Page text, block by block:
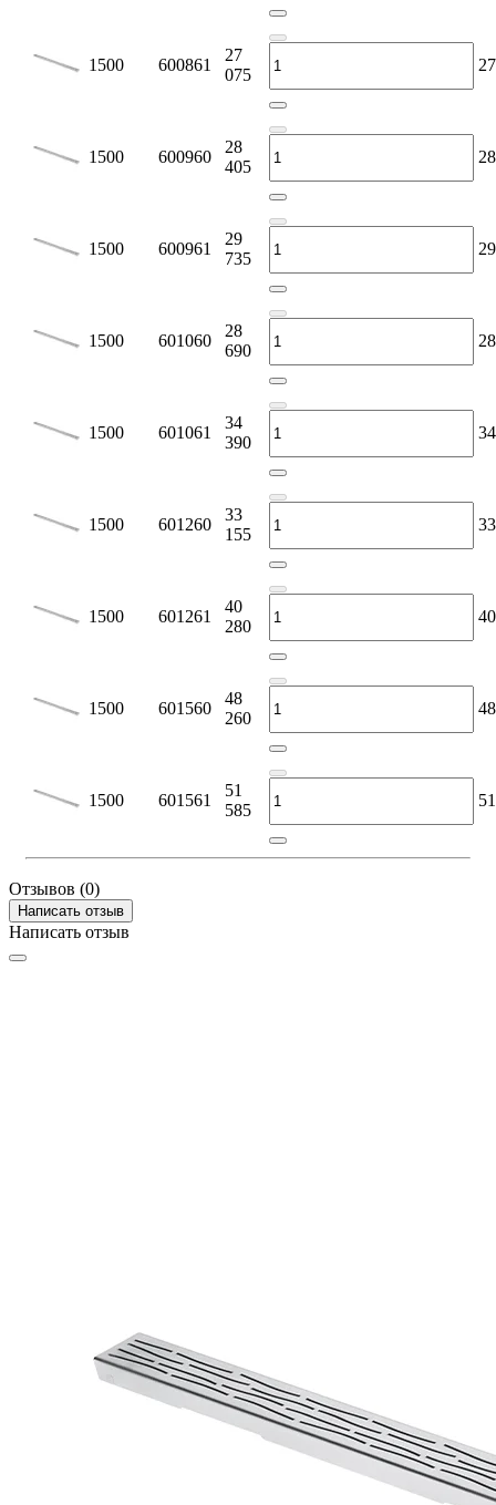
1500 600861
27
075
1500 600960
28
405
1500 600961
29
735
1500 601060
28
690
1500 601061
34
390
1500 601260
33
155
1500 601261
40
280
1500 601560
48
260
1500 601561
51
585
Отзывов (0)
Написать отзыв
Написать отзыв